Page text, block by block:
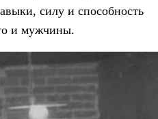
силу и способность
и мужчины.